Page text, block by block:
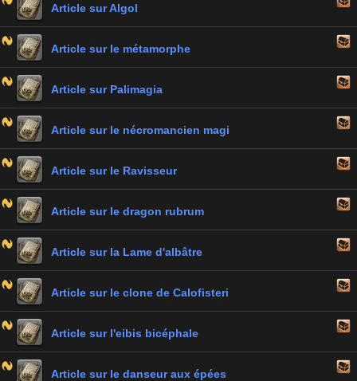
Article sur Algol
Article sur le métamorphe
Article sur Palimagia
Article sur le nécromancien magi
Article sur le Ravisseur
Article sur le dragon rubrum
Article sur la Lame d'albâtre
Article sur le clone de Calofisteri
Article sur l'eibis bicéphale
Article sur le danseur aux épées